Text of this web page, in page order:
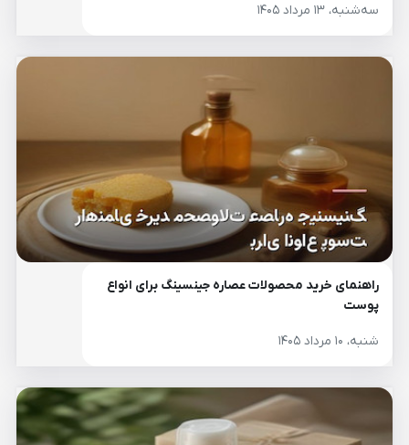
سه‌شنبه، ۱۳ مرداد ۱۴۰۵
راهنمای خرید محصولات عصاره جینسینگ برای انواع
پوست
شنبه، ۱۰ مرداد ۱۴۰۵